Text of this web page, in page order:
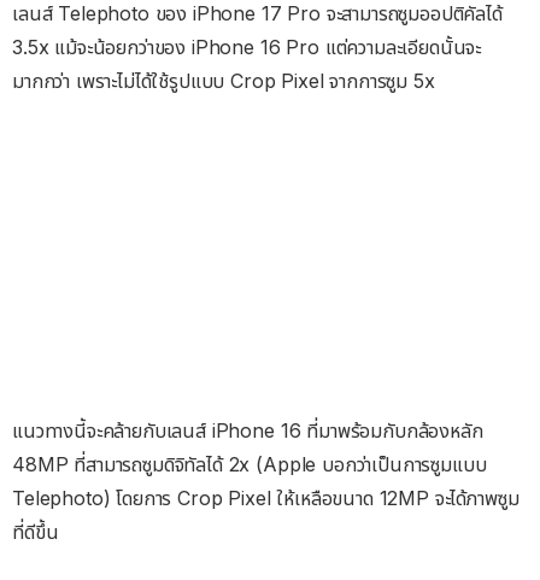
เลนส์ Telephoto ของ iPhone 17 Pro จะสามารถซูมออปติคัลได้
3.5x แม้จะน้อยกว่าของ iPhone 16 Pro แต่ความละเอียดนั้นจะ
มากกว่า เพราะไม่ได้ใช้รูปแบบ Crop Pixel จากการซูม 5x
แนวทางนี้จะคล้ายกับเลนส์ iPhone 16 ที่มาพร้อมกับกล้องหลัก
48MP ที่สามารถซูมดิจิทัลได้ 2x (Apple บอกว่าเป็นการซูมแบบ
Telephoto) โดยการ Crop Pixel ให้เหลือขนาด 12MP จะได้ภาพซูม
ที่ดีขึ้น